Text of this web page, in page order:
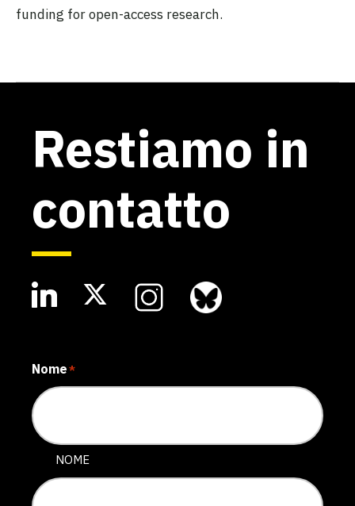
funding for open-access research.
Restiamo in
contatto
Nome*
NOME